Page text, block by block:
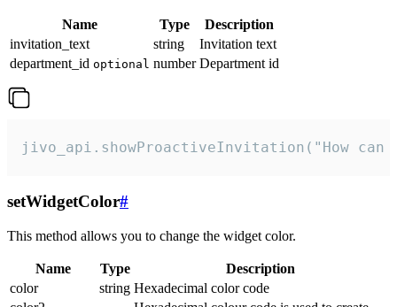
Name Type
Description
invitation_text
string
Invitation text
department_id optional number Department id
jivo_api.showProactiveInvitation("How
setWidgetColor#
This method allows you to change the widget color.
Name Type
Description
color
string Hexadecimal color code